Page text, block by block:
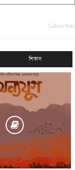
Subscribes
শিতান